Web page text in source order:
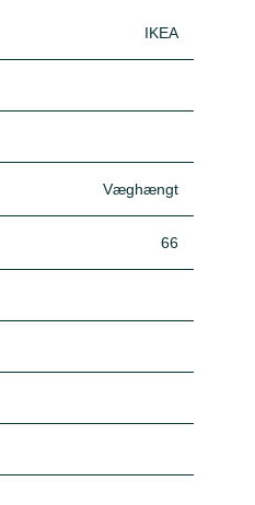
IKEA
Væghængt
66